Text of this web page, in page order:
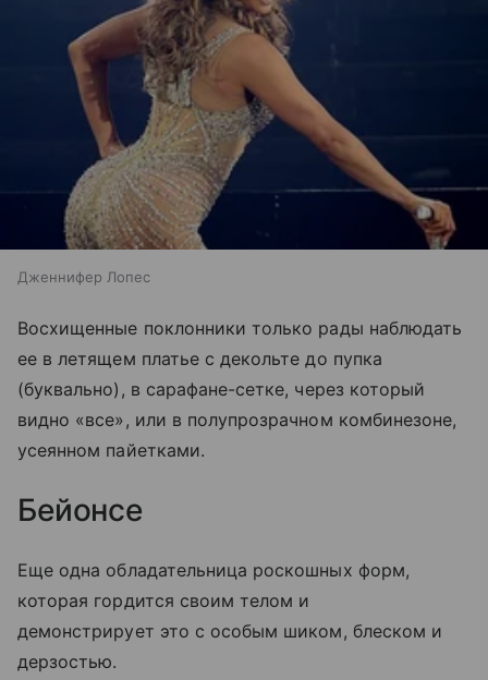
Дженнифер Лопес
Восхищенные поклонники только рады наблюдать
ее в летящем платье с декольте до пупка
(буквально), в сарафане-сетке, через который
видно «все», или в полупрозрачном комбинезоне,
усеянном пайетками.
Бейонсе
Еще одна обладательница роскошных форм,
которая гордится своим телом и
демонстрирует это с особым шиком, блеском и
дерзостью.